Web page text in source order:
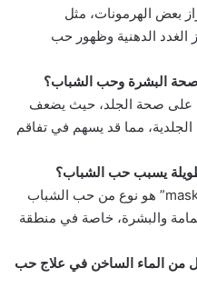
بعض الهرمونات، مثل
الغدد الدهنية وظهور حب
على صحة الجلد، حيث يضعف
الجلدية، مما قد يسهم في تفاقم
نعم، ما يعرف بـ”ماسك نيي” أو “maskne” هو نوع من حب الشباب
والبشرة، خاصة في منطقة
من الماء الساخن في علاج حب